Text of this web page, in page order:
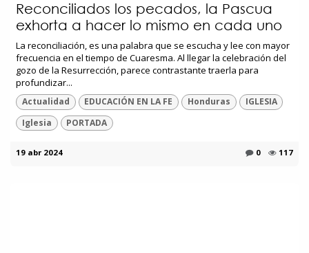
Reconciliados los pecados, la Pascua
exhorta a hacer lo mismo en cada uno
La reconciliación, es una palabra que se escucha y lee con mayor
frecuencia en el tiempo de Cuaresma. Al llegar la celebración del
gozo de la Resurrección, parece contrastante traerla para
profundizar...
Actualidad EDUCACIÓN EN LA FE Honduras
IGLESIA
Iglesia
PORTADA
19 abr 2024 0 117